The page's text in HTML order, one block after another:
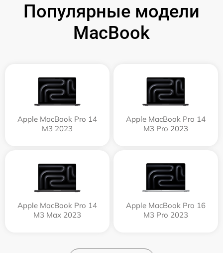
Популярные модели
MacBook
Apple MacBook Pro 14
M3 2023
Apple MacBook Pro 14
M3 Pro 2023
Apple MacBook Pro 14
M3 Max 2023
Apple MacBook Pro 16
M3 Pro 2023